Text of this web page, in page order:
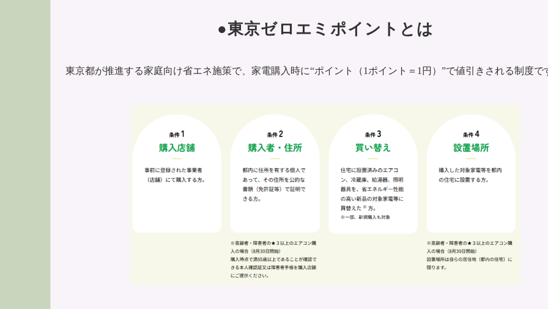
●東京ゼロエミポイントとは
東京都が推進する家庭向け省エネ施策で、家電購入時に“ポイント（1ポイント＝1円）”で値引きされる制度で